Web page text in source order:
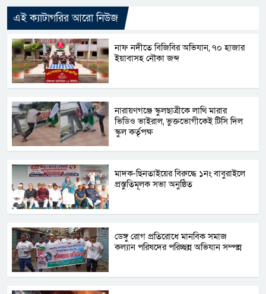
এই ক্যাটাগরির আরো নিউজ
নাফ নদীতে বিজিবির অভিযান, ৭০ হাজার
ইয়াবাসহ নৌকা জব্দ
নারায়ণগঞ্জে স্কুলছাত্রীকে লাথি মারার
ভিডিও ভাইরাল, ভুক্তভোগীকেই টিসি দিল
স্কুল কর্তৃপক্ষ
মাদক-ছিনতাইয়ের বিরুদ্ধে ১নং বাবুরাইলে
প্রস্তুতিমূলক সভা অনুষ্ঠিত
ডেঙ্গু রোগ প্রতিরোধে মানবিক সমাজ
কল্যান পরিষদের পরিচ্ছন্ন অভিযান সম্পন্ন